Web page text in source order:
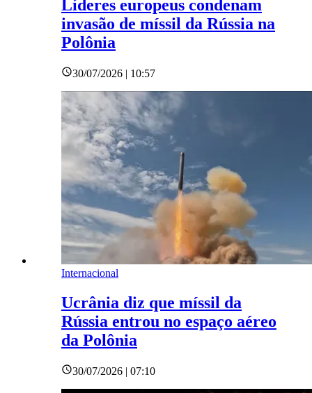
Líderes europeus condenam
invasão de míssil da Rússia na
Polônia
30/07/2026 | 10:57
Internacional
Ucrânia diz que míssil da
Rússia entrou no espaço aéreo
da Polônia
30/07/2026 | 07:10